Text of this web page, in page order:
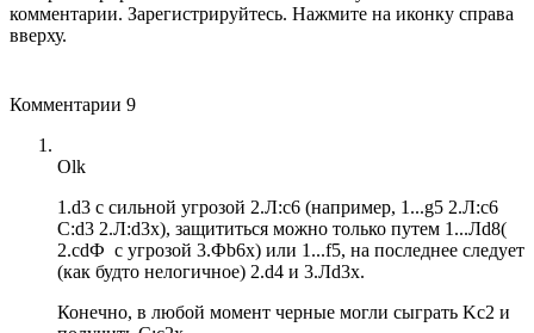
комментарии. Зарегистрируйтесь. Нажмите на иконку справа
вверху.
Комментарии 9
Olk
1.d3 c сильной угрозой 2.Л:с6 (например, 1...g5 2.Л:с6
С:d3 2.Л:d3x), защититься можно только путем 1...Лd8(
2.сdФ с угрозой 3.Фb6x) или 1...f5, на последнее следует
(как будто нелогичное) 2.d4 и 3.Лd3x.
Конечно, в любой момент черные могли сыграть Kc2 и